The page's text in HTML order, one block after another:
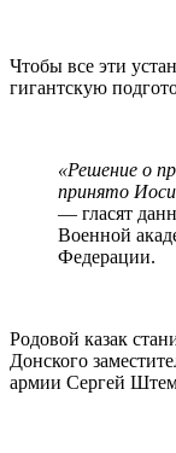
Чтобы все эти
гигантскую
«Решение о
принято
— гласят
Военной
Федерации.
Родовой казак
Донского
армии Сергей